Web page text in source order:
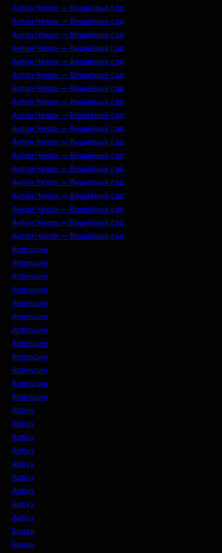
Антон Чехов — Вишнёвый сад
Антон Чехов — Вишнёвый сад
Антон Чехов — Вишнёвый сад
Антон Чехов — Вишнёвый сад
Антон Чехов — Вишнёвый сад
Антон Чехов — Вишнёвый сад
Антон Чехов — Вишнёвый сад
Антон Чехов — Вишнёвый сад
Антон Чехов — Вишнёвый сад
Антон Чехов — Вишнёвый сад
Антон Чехов — Вишнёвый сад
Антон Чехов — Вишнёвый сад
Антон Чехов — Вишнёвый сад
Антон Чехов — Вишнёвый сад
Антон Чехов — Вишнёвый сад
Антон Чехов — Вишнёвый сад
Антон Чехов — Вишнёвый сад
Антон Чехов — Вишнёвый сад
Апельсин
Апельсин
Апельсин
Апельсин
Апельсин
Апельсин
Апельсин
Апельсин
Апельсин
Апельсин
Апельсин
Апельсин
Арбуз
Арбуз
Арбуз
Арбуз
Арбуз
Арбуз
Арбуз
Арбуз
Арбуз
Банан
Банан